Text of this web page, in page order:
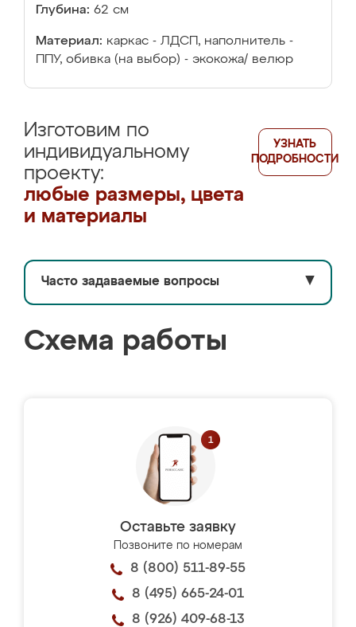
Глубина: 62 см
Материал: каркас - ЛДСП, наполнитель -
ППУ, обивка (на выбор) - экокожа/ велюр
Изготовим по
индивидуальному
проекту:
любые размеры, цвета
и материалы
УЗНАТЬ
ПОДРОБНОСТИ
Часто задаваемые вопросы ▼
Схема работы
Оставьте заявку
Позвоните по номерам
8 (800) 511-89-55
8 (495) 665-24-01
8 (926) 409-68-13